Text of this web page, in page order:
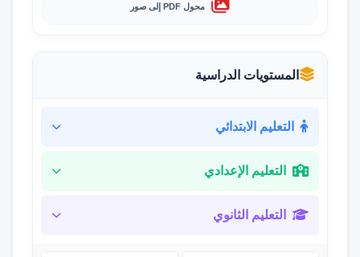
محول PDF إلى صور
المستويات الدراسية
التعليم الابتدائي
التعليم الإعدادي
التعليم الثانوي